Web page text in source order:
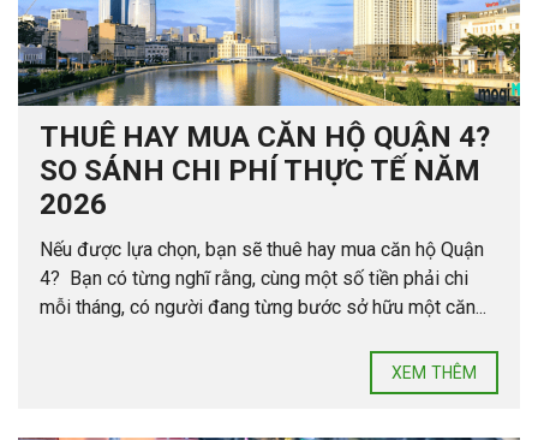
THUÊ HAY MUA CĂN HỘ QUẬN 4?
SO SÁNH CHI PHÍ THỰC TẾ NĂM
2026
Nếu được lựa chọn, bạn sẽ thuê hay mua căn hộ Quận
4? Bạn có từng nghĩ rằng, cùng một số tiền phải chi
mỗi tháng, có người đang từng bước sở hữu một căn...
XEM THÊM